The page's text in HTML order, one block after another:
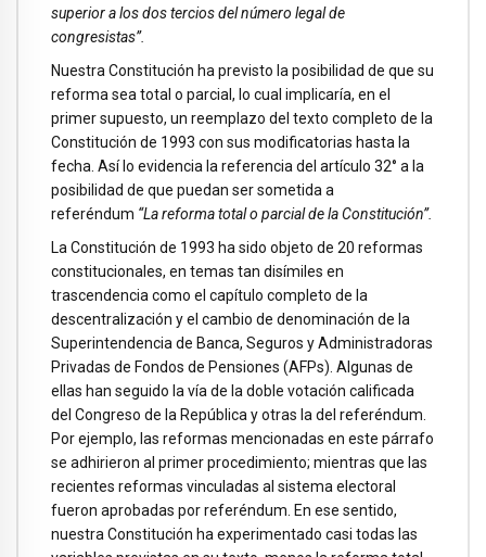
superior a los dos tercios del número legal de
congresistas”.
Nuestra Constitución ha previsto la posibilidad de que su
reforma sea total o parcial, lo cual implicaría, en el
primer supuesto, un reemplazo del texto completo de la
Constitución de 1993 con sus modificatorias hasta la
fecha. Así lo evidencia la referencia del artículo 32° a la
posibilidad de que puedan ser sometida a
referéndum “La reforma total o parcial de la Constitución”.
La Constitución de 1993 ha sido objeto de 20 reformas
constitucionales, en temas tan disímiles en
trascendencia como el capítulo completo de la
descentralización y el cambio de denominación de la
Superintendencia de Banca, Seguros y Administradoras
Privadas de Fondos de Pensiones (AFPs). Algunas de
ellas han seguido la vía de la doble votación calificada
del Congreso de la República y otras la del referéndum.
Por ejemplo, las reformas mencionadas en este párrafo
se adhirieron al primer procedimiento; mientras que las
recientes reformas vinculadas al sistema electoral
fueron aprobadas por referéndum. En ese sentido,
nuestra Constitución ha experimentado casi todas las